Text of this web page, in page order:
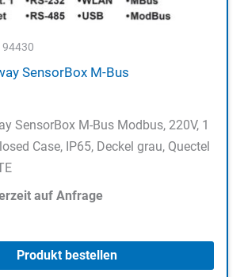
SensorBox M-Bus
SensorBox M-Bus Modbus, 220V, 1
Case, IP65, Deckel grau, Quectel
auf Anfrage
Produkt bestellen